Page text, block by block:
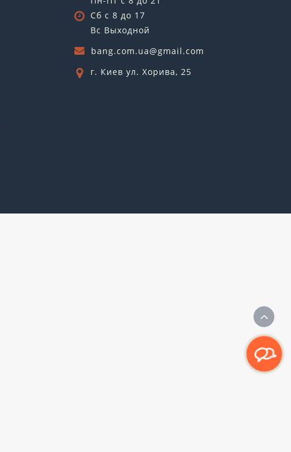
Сб с 8 до 17
Вс Выходной
bang.com.ua@gmail.com
г. Киев ул. Хорива, 25